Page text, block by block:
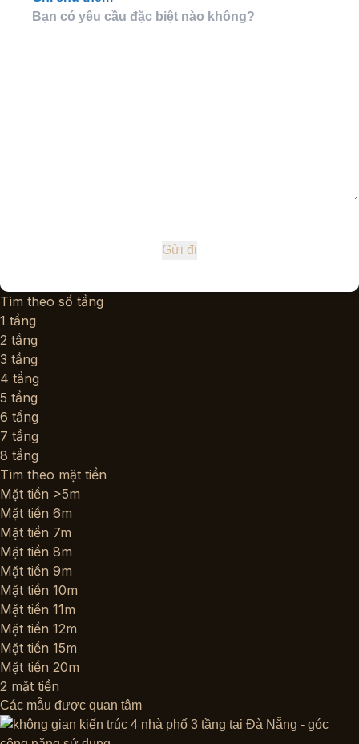
Tìm theo số tầng
1 tầng
2 tầng
3 tầng
4 tầng
5 tầng
6 tầng
7 tầng
8 tầng
Tìm theo mặt tiền
Mặt tiền >5m
Mặt tiền 6m
Mặt tiền 7m
Mặt tiền 8m
Mặt tiền 9m
Mặt tiền 10m
Mặt tiền 11m
Mặt tiền 12m
Mặt tiền 15m
Mặt tiền 20m
2 mặt tiền
Các mẫu được quan tâm